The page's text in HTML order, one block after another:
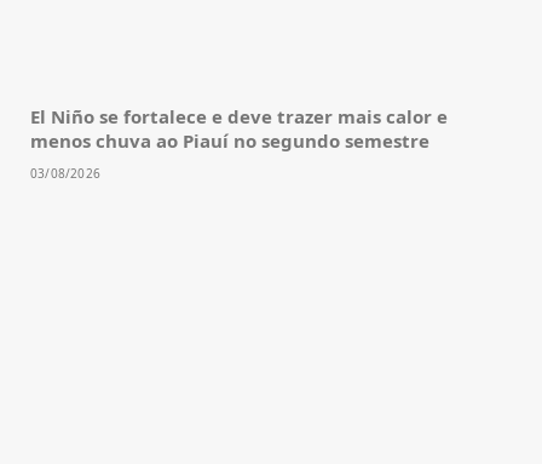
El Niño se fortalece e deve trazer mais calor e
menos chuva ao Piauí no segundo semestre
03/08/2026